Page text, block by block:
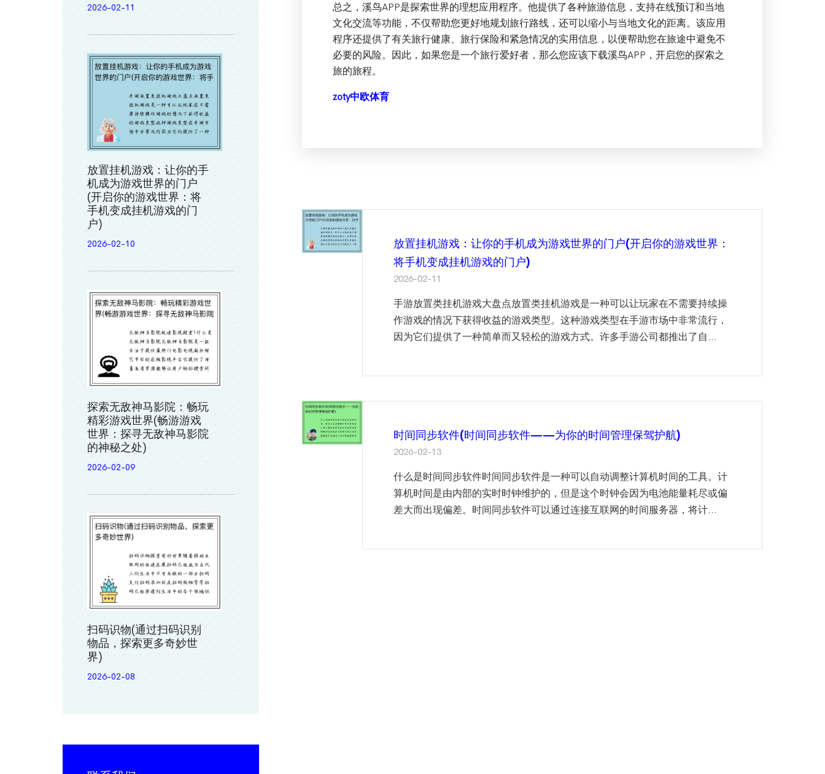
总之，溪鸟APP是探索世界的理想应用程序。他提供了各种旅游信息，支持在线预订和当地
文化交流等功能，不仅帮助您更好地规划旅行路线，还可以缩小与当地文化的距离。该应用
程序还提供了有关旅行健康、旅行保险和紧急情况的实用信息，以便帮助您在旅途中避免不
必要的风险。因此，如果您是一个旅行爱好者，那么您应该下载溪鸟APP，开启您的探索之
旅的旅程。
zoty中欧体育
放置挂机游戏：让你的手机成为游戏世界的门户(开启你的游戏世界：
将手机变成挂机游戏的门户)
2026-02-11
手游放置类挂机游戏大盘点放置类挂机游戏是一种可以让玩家在不需要持续操
作游戏的情况下获得收益的游戏类型。这种游戏类型在手游市场中非常流行，
因为它们提供了一种简单而又轻松的游戏方式。许多手游公司都推出了自...
时间同步软件(时间同步软件——为你的时间管理保驾护航)
2026-02-13
什么是时间同步软件时间同步软件是一种可以自动调整计算机时间的工具。计
算机时间是由内部的实时时钟维护的，但是这个时钟会因为电池能量耗尽或偏
差大而出现偏差。时间同步软件可以通过连接互联网的时间服务器，将计...
2026-02-11
放置挂机游戏：让你的手
机成为游戏世界的门户
(开启你的游戏世界：将
手机变成挂机游戏的门
户)
2026-02-10
探索无敌神马影院：畅玩
精彩游戏世界(畅游游戏
世界：探寻无敌神马影院
的神秘之处)
2026-02-09
扫码识物(通过扫码识别
物品，探索更多奇妙世
界)
2026-02-08